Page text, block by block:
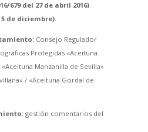
679 del 27 de abril 2016)
5 de diciembre).
Consejo Regulador
Protegidas «Aceituna
Manzanilla de Sevilla»
/ «Aceituna Gordal de
gestión comentarios del